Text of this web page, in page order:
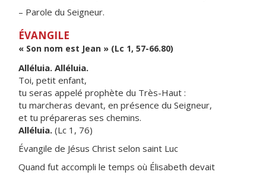
– Parole du Seigneur.
ÉVANGILE
« Son nom est Jean » (Lc 1, 57-66.80)
Alléluia. Alléluia.
Toi, petit enfant,
tu seras appelé prophète du Très-Haut :
tu marcheras devant, en présence du Seigneur,
et tu prépareras ses chemins.
Alléluia. (Lc 1, 76)
Évangile de Jésus Christ selon saint Luc
Quand fut accompli le temps où Élisabeth devait